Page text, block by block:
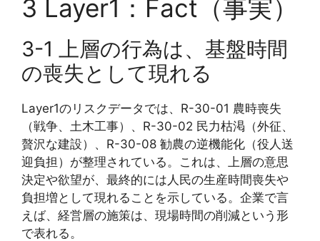
3 Layer1：Fact（事実）
3-1 上層の行為は、基盤時間
の喪失として現れる
Layer1のリスクデータでは、R-30-01 農時喪失
（戦争、土木工事）、R-30-02 民力枯渇（外征、
贅沢な建設）、R-30-08 勧農の逆機能化（役人送
迎負担）が整理されている。これは、上層の意思
決定や欲望が、最終的には人民の生産時間喪失や
負担増として現れることを示している。企業で言
えば、経営層の施策は、現場時間の削減という形
で表れる。